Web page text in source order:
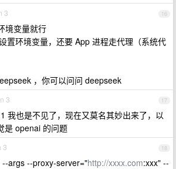
16
3
境变量就行
置环境变量，还要 App 进程走代理（系统代
，你可以问问 deepseek
17
3
我也是不见了，现在又莫名其妙出来了，以
是 openai 的问题
18
3
args --proxy-server="http://xxxx.com:xxx" --